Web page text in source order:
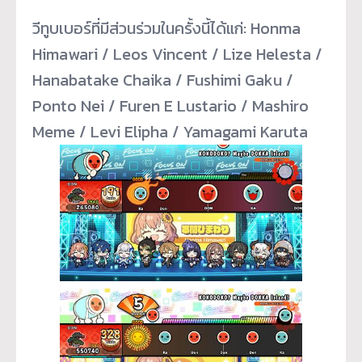
วีทูบเบอร์ที่มีส่วนร่วมในครั้งนี้ได้แก่: Honma
Himawari / Leos Vincent / Lize Helesta /
Hanabatake Chaika / Fushimi Gaku /
Ponto Nei / Furen E Lustario / Mashiro
Meme / Levi Elipha / Yamagami Karuta